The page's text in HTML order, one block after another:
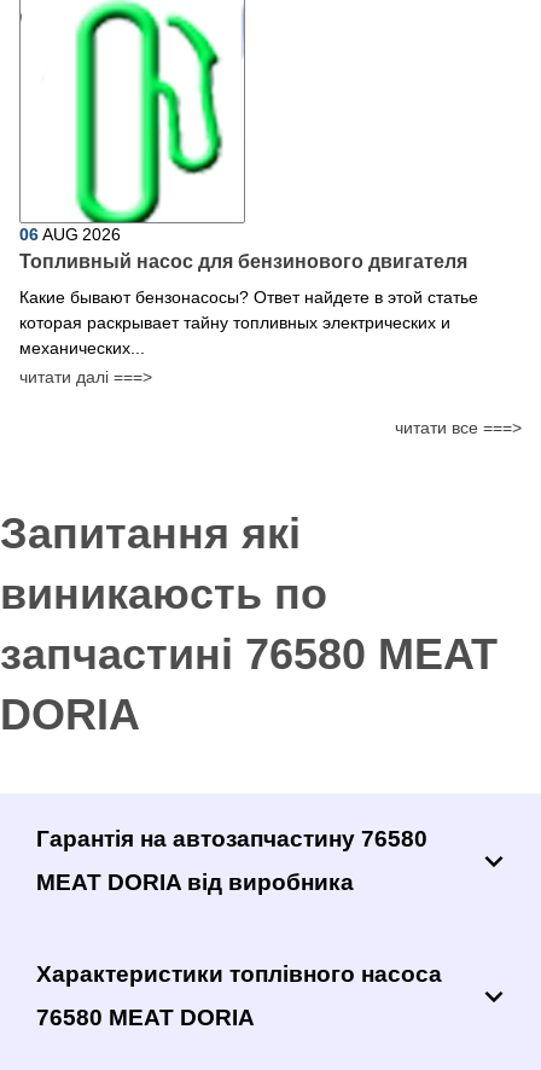
06AUG 2026
Топливный насос для бензинового двигателя
Какие бывают бензонасосы? Ответ найдете в этой статье
которая раскрывает тайну топливных электрических и
механических...
читати далі ===>
читати все ===>
Запитання які
виникаюсть по
запчастині 76580 MEAT
DORIA
Гарантія на автозапчастину 76580
MEAT DORIA від виробника
Характеристики топлівного насоса
76580 MEAT DORIA